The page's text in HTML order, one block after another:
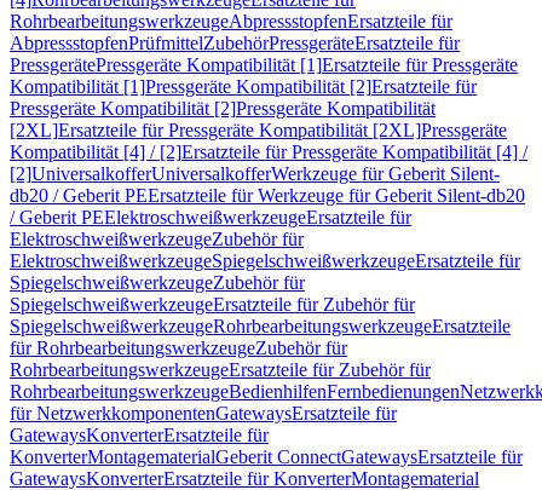
RohrbearbeitungswerkzeugeAbpressstopfenErsatzteile für
AbpressstopfenPrüfmittelZubehörPressgeräteErsatzteile für
PressgerätePressgeräte Kompatibilität [1]Ersatzteile für Pressgeräte
Kompatibilität [1]Pressgeräte Kompatibilität [2]Ersatzteile für
Pressgeräte Kompatibilität [2]Pressgeräte Kompatibilität
[2XL]Ersatzteile für Pressgeräte Kompatibilität [2XL]Pressgeräte
Kompatibilität [4] / [2]Ersatzteile für Pressgeräte Kompatibilität [4] /
[2]UniversalkofferUniversalkofferWerkzeuge für Geberit Silent-
db20 / Geberit PEErsatzteile für Werkzeuge für Geberit Silent-db20
/ Geberit PEElektroschweißwerkzeugeErsatzteile für
ElektroschweißwerkzeugeZubehör für
ElektroschweißwerkzeugeSpiegelschweißwerkzeugeErsatzteile für
SpiegelschweißwerkzeugeZubehör für
SpiegelschweißwerkzeugeErsatzteile für Zubehör für
SpiegelschweißwerkzeugeRohrbearbeitungswerkzeugeErsatzteile
für RohrbearbeitungswerkzeugeZubehör für
RohrbearbeitungswerkzeugeErsatzteile für Zubehör für
RohrbearbeitungswerkzeugeBedienhilfenFernbedienungen
für NetzwerkkomponentenGatewaysErsatzteile für
GatewaysKonverterErsatzteile für
KonverterMontagematerialGeberit ConnectGatewaysErsatzteile für
GatewaysKonverterErsatzteile für KonverterMontagematerial